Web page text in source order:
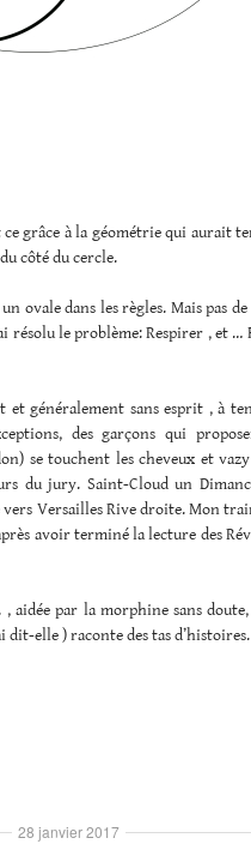
ce grâce à la géométrie qui aurait
côté du cercle.
ovale dans les règles. Mais pas de
résolu le problème: Respirer , et
et généralement sans esprit , à
des garçons qui
se touchent les cheveux et
du jury. Saint-Cloud un
Versailles Rive droite. Mon
avoir terminé la lecture des
par la morphine sans
dit-elle ) raconte des tas d’histoires.
28 janvier 2017